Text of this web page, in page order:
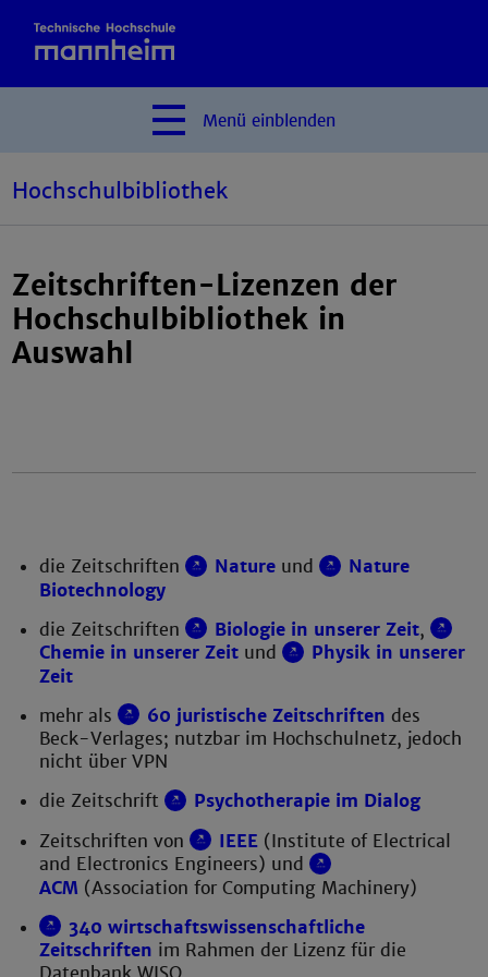
Menü einblenden
Hochschulbibliothek
Zeitschriften-Lizenzen der
Hochschulbibliothek in
Auswahl
die Zeitschriften Nature und
Nature
Biotechnology
die Zeitschriften
Biologie in unserer Zeit,
Chemie in unserer Zeit und
Physik in unserer
Zeit
mehr als
60 juristische Zeitschriften des
Beck-Verlages; nutzbar im Hochschulnetz, jedoch
nicht über VPN
die Zeitschrift
Psychotherapie im Dialog
Zeitschriften von
IEEE (Institute of Electrical
and Electronics Engineers) und
ACM (Association for Computing Machinery)
340 wirtschaftswissenschaftliche
Zeitschriften im Rahmen der Lizenz für die